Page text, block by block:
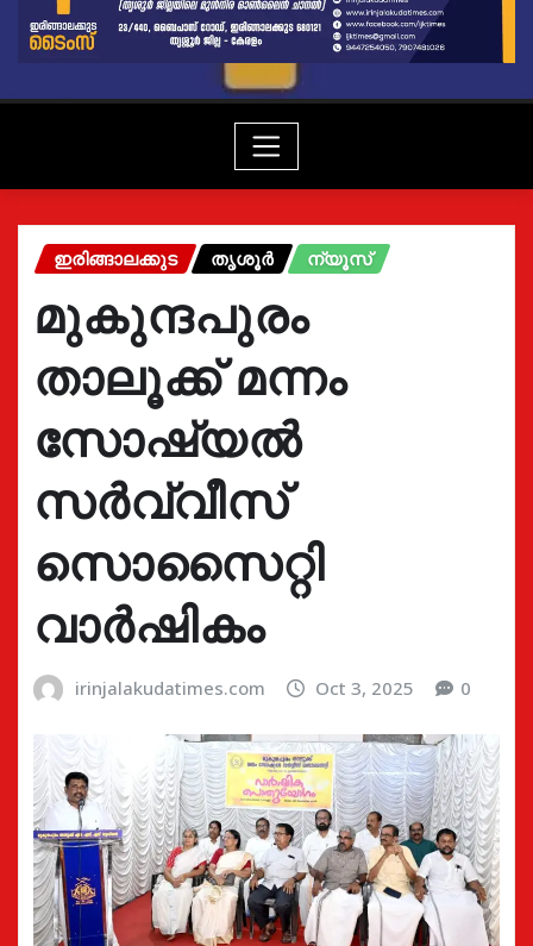
ഇരിങ്ങാലക്കുട തൃശൂർ ന്യൂസ്
മുകുന്ദപുരം
താലൂക്ക് മന്നം
സോഷ്യൽ
സർവ്വീസ്
സൊസൈറ്റി
വാർഷികം
irinjalakudatimes.com Oct 3, 2025 0